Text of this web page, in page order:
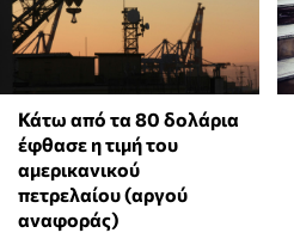
Κάτω από τα 80 δολάρια
έφθασε η τιμή του
αμερικανικού
πετρελαίου (αργού
αναφοράς)